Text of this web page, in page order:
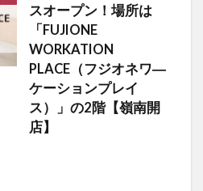
スオープン！場所は
「FUJIONE
WORKATION
PLACE（フジオネワ―
ケーションプレイ
ス）」の2階【嶺南開
店】